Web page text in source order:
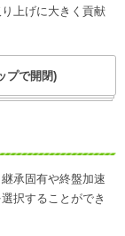
上げに大きく貢献
プで開閉)
承固有や終盤加速
択することができ